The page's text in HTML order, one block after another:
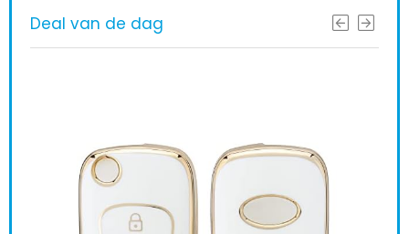
Deal van de dag